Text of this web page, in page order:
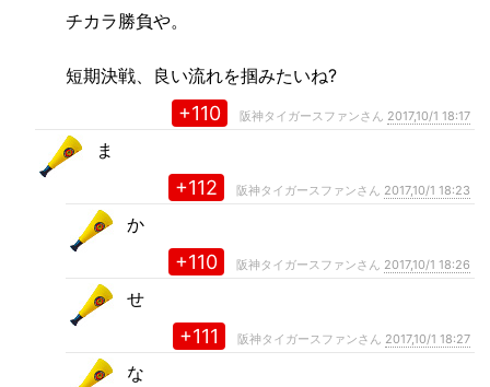
チカラ勝負や。
短期決戦、良い流れを掴みたいね?
+110 阪神タイガースファンさん 2017,10/1 18:17
ま
+112 阪神タイガースファンさん 2017,10/1 18:23
か
+110 阪神タイガースファンさん 2017,10/1 18:26
せ
+111 阪神タイガースファンさん 2017,10/1 18:27
な